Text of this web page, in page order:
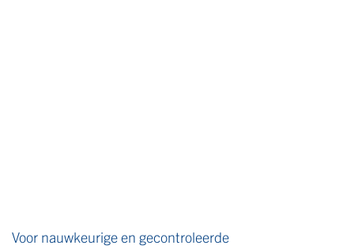
Voor nauwkeurige en gecontroleerde